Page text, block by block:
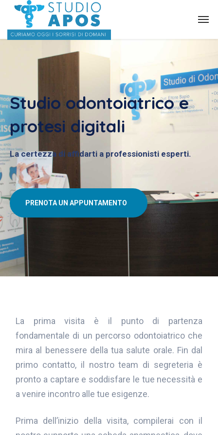
Studio odontoiatrico e
protesi digitali
La certezza di affidarti a professionisti esperti.
PRENOTA UN APPUNTAMENTO
La prima visita è il punto di partenza
fondamentale di un percorso odontoiatrico che
mira al benessere della tua salute orale. Fin dal
primo contatto, il nostro team di segreteria è
pronto a captare e soddisfare le tue necessità e
a venire incontro alle tue esigenze.
Prima dell’inizio della visita, compilerai con il